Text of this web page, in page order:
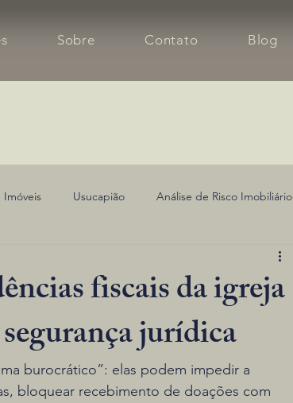
Sobre Contato Blog
Imóveis Usucapião Análise de Risco Imobiliário
fiscais da igreja
jurídica
burocrático”: elas podem impedir a
bloquear recebimento de doações com